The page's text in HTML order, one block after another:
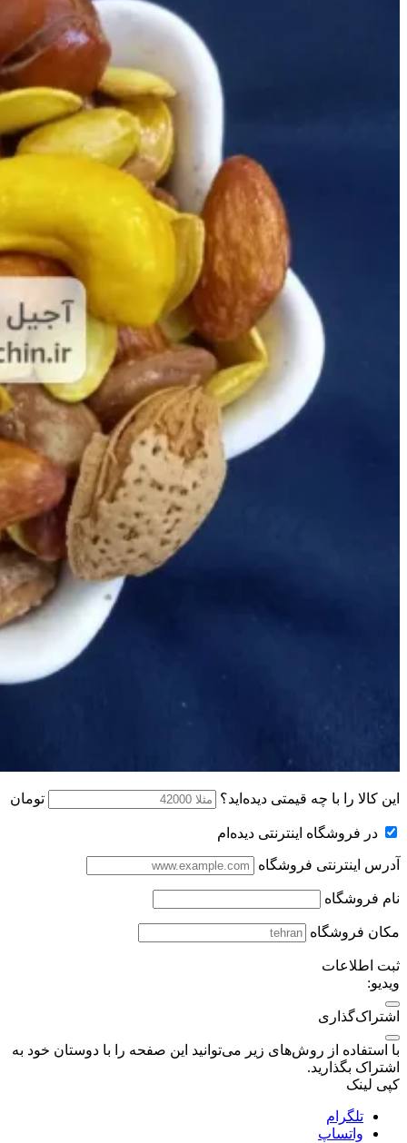
این کالا را با چه قیمتی دیده‌اید؟ تومان
در فروشگاه اینترنتی دیده‌ام
آدرس اینترنتی فروشگاه
نام فروشگاه
مکان فروشگاه
ثبت اطلاعات
ویدیو:
اشتراک‌گذاری
با استفاده از روش‌های زیر می‌توانید این صفحه را با دوستان خود به
اشتراک بگذارید.
کپی لینک
تلگرام
واتساپ